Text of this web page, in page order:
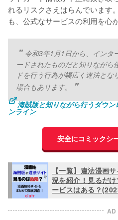
れるリスクさえはらんでいます
も、公式なサービスの利用を心
令和3年1月1日から、インタ
ードされたものだと知りながら
ドを行う行為が幅広く違法と
場合もあります。
海賊版と知りながら行うダウ
ンライン
安全にコミックシ
【一覧】違法漫画
況を紹介！見るだ
ービスはある？
AD